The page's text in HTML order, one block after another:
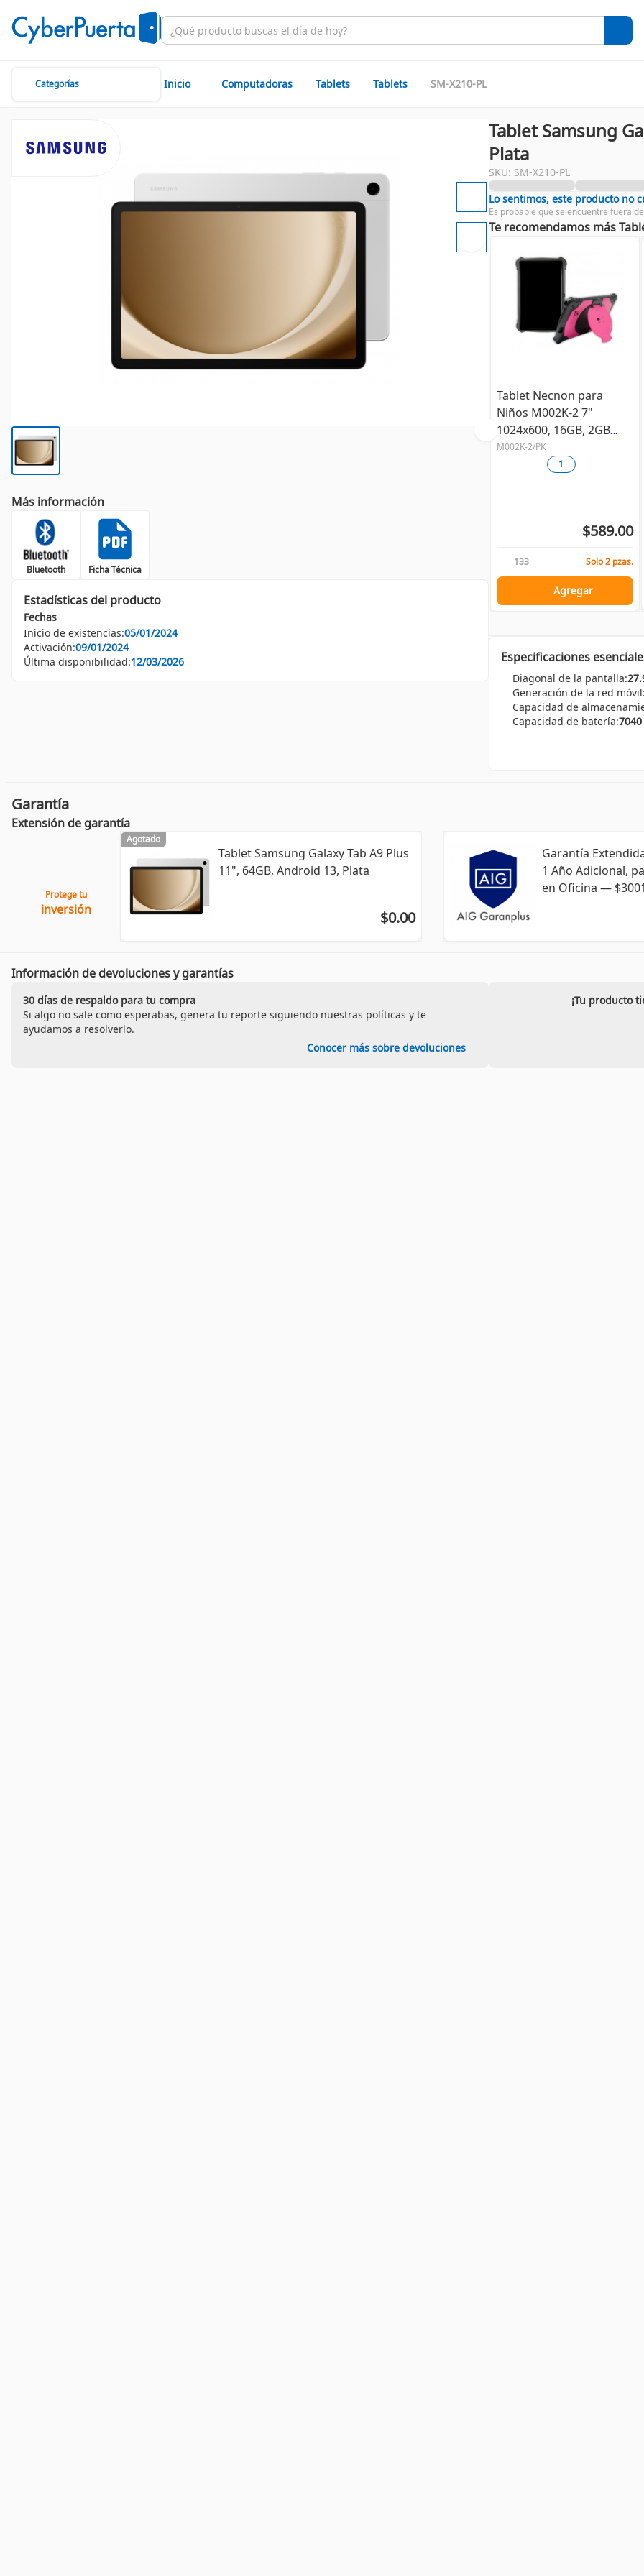
Categorías Inicio Computadoras Tablets Tablets SM-X210-PL
Más información
Bluetooth Ficha Técnica
Estadísticas del producto
Fechas
Inicio de existencias:05/01/2024
Activación:09/01/2024
Última disponibilidad:12/03/2026
Tablet Samsung
Plata
SKU: SM-X210-PL
Lo sentimos, este producto no
Es probable que se encuentre fuera
Te recomendamos más
Tablet Necnon para
Niños M002K-2 7"
1024x600, 16GB, 2GB
RAM, Android 10, Rosa
M002K-2/PK
1
$589.00
133 Solo 2 pzas.
Agregar
Especificaciones
Diagonal de la pantalla:
Generación de la red
Capacidad de
Capacidad de batería:
Garantía
Extensión de garantía
Protege tu
inversión
Agotado
Tablet Samsung Galaxy Tab A9 Plus
11", 64GB, Android 13, Plata
$0.00
Garantía
1 Año Adicional,
en Oficina ―
Información de devoluciones y garantías
30 días de respaldo para tu compra
Si algo no sale como esperabas, genera tu reporte siguiendo nuestras políticas y te
ayudamos a resolverlo.
Conocer más sobre devoluciones
¡Tu producto